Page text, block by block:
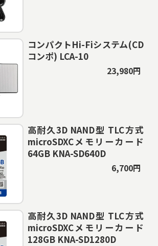
コンパクトHi-Fiシステム(CD
コンポ) LCA-10
23,980円
高耐久3D NAND型 TLC方式
microSDXCメモリーカード
64GB KNA-SD640D
6,700円
高耐久3D NAND型 TLC方式
microSDXCメモリーカード
128GB KNA-SD1280D